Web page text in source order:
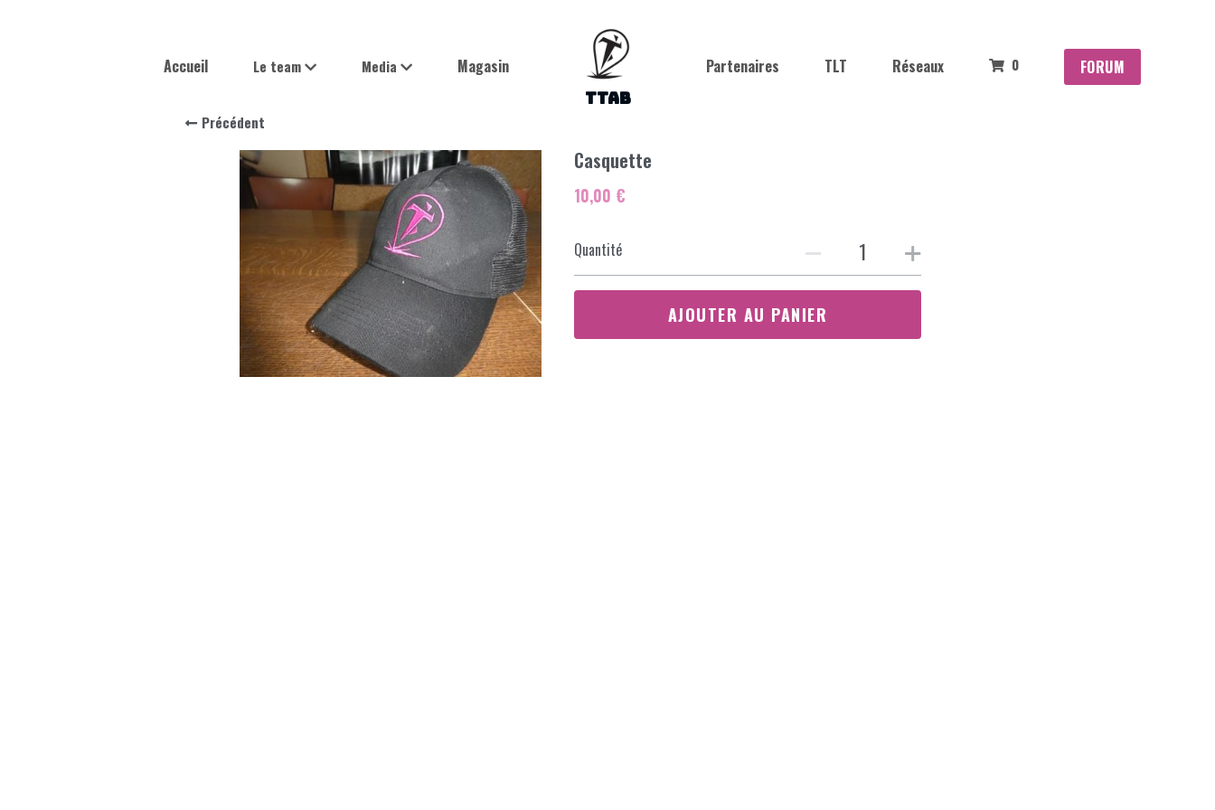
Accueil Le team Media Magasin
TTAB
Partenaires TLT Réseaux 0 FORUM
Précédent
Casquette
10,00 €
Quantité
AJOUTER AU PANIER